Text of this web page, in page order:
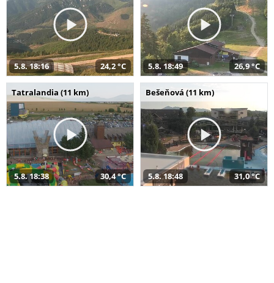
5.8. 18:16 24,2 °C 5.8. 18:49 26,9 °C
Tatralandia (11 km)
5.8. 18:38 30,4 °C
Bešeňová (11 km)
5.8. 18:48 31,0 °C